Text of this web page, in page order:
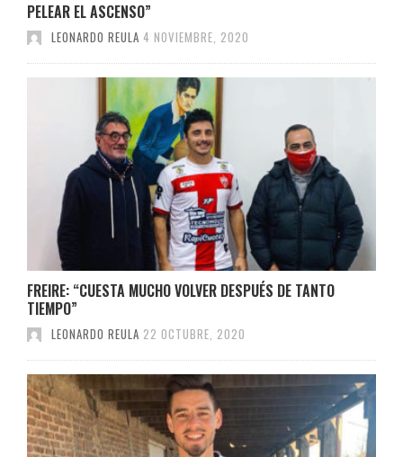
PELEAR EL ASCENSO”
LEONARDO REULA 4 NOVIEMBRE, 2020
FREIRE: “CUESTA MUCHO VOLVER DESPUÉS DE TANTO
TIEMPO”
LEONARDO REULA 22 OCTUBRE, 2020